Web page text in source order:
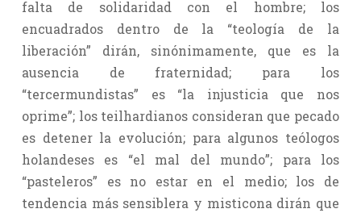
falta de solidaridad con el hombre; los
encuadrados dentro de la “teología de la
liberación” dirán, sinónimamente, que es la
ausencia de fraternidad; para los
“tercermundistas” es “la injusticia que nos
oprime”; los teilhardianos consideran que pecado
es detener la evolución; para algunos teólogos
holandeses es “el mal del mundo”; para los
“pasteleros” es no estar en el medio; los de
tendencia más sensiblera y misticona dirán que